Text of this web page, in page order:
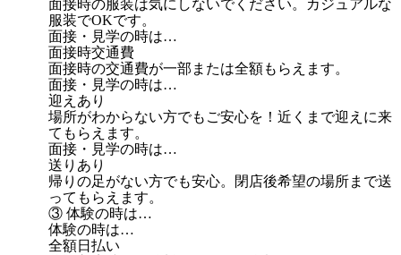
面接時の服装は気にしないでください。カジュアルな
服装でOKです。
面接・見学の時は…
面接時交通費
面接時の交通費が一部または全額もらえます。
面接・見学の時は…
迎えあり
場所がわからない方でもご安心を！近くまで迎えに来
てもらえます。
面接・見学の時は…
送りあり
帰りの足がない方でも安心。閉店後希望の場所まで送
ってもらえます。
③ 体験の時は…
体験の時は…
全額日払い